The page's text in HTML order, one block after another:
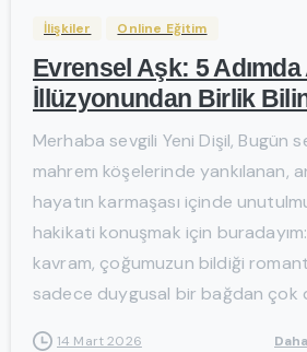
İlişkiler Online Eğitim
Evrensel Aşk: 5 Adımda
İllüzyonundan Birlik
Merhaba sevgili Yeni Dişil, Bugün
mahrem köşelerinde yankılanan,
hayatın karmaşası içinde
hakikati konuşmak için
kavram, çoğumuzun bildiği
sadece duygusal bir bağdan çok
14 Mart 2026